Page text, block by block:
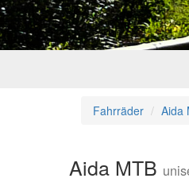
Fahrräder Aida
Aida MTB